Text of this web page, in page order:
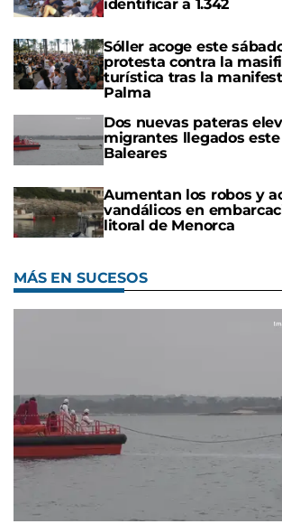
identificar a 1.342
Sóller acoge este
protesta contra la
turística tras la
Palma
Dos nuevas pateras
migrantes llegados
Baleares
Aumentan los robos y
vandálicos en
litoral de Menorca
MÁS EN SUCESOS